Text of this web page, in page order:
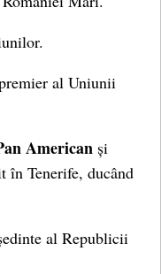
al Uniunii
American și
în Tenerife, ducând
al Republicii